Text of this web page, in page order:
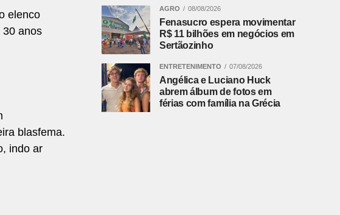
elenco
30 anos
blasfema.
indo ar
AGRO 08/08/2026
Fenasucro espera movimentar
R$ 11 bilhões em negócios em
Sertãozinho
ENTRETENIMENTO 07/08/2026
Angélica e Luciano Huck
abrem álbum de fotos em
férias com família na Grécia